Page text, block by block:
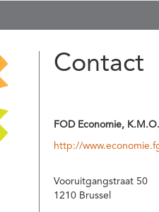
Contact
FOD Economie,
http://
Vooruitgangstraat 50
1210 Brussel